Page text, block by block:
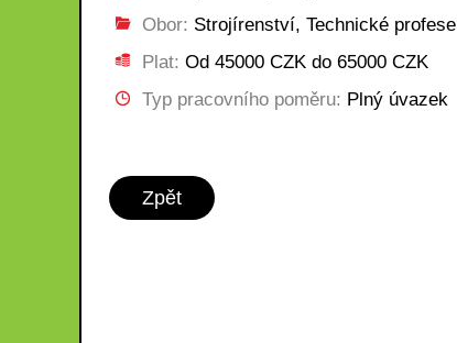
Obor: Strojírenství, Technické profese
Plat: Od 45000 CZK do 65000 CZK
Typ pracovního poměru: Plný úvazek
Zpět